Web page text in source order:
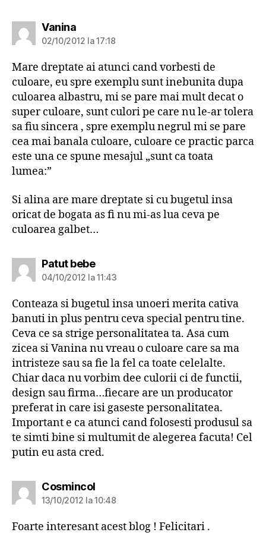
Vaninaspune:
02/10/2012 la 17:18
Mare dreptate ai atunci cand vorbesti de
culoare, eu spre exemplu sunt inebunita dupa
culoarea albastru, mi se pare mai mult decat o
super culoare, sunt culori pe care nu le-ar tolera
sa fiu sincera , spre exemplu negrul mi se pare
cea mai banala culoare, culoare ce practic parca
este una ce spune mesajul „sunt ca toata
lumea:”
Si alina are mare dreptate si cu bugetul insa
oricat de bogata as fi nu mi-as lua ceva pe
culoarea galbet…
Patut bebespune:
04/10/2012 la 11:43
Conteaza si bugetul insa unoeri merita cativa
banuti in plus pentru ceva special pentru tine.
Ceva ce sa strige personalitatea ta. Asa cum
zicea si Vanina nu vreau o culoare care sa ma
intristeze sau sa fie la fel ca toate celelalte.
Chiar daca nu vorbim dee culorii ci de functii,
design sau firma…fiecare are un producator
preferat in care isi gaseste personalitatea.
Important e ca atunci cand folosesti produsul sa
te simti bine si multumit de alegerea facuta! Cel
putin eu asta cred.
Cosmincolspune:
13/10/2012 la 10:48
Foarte interesant acest blog ! Felicitari .